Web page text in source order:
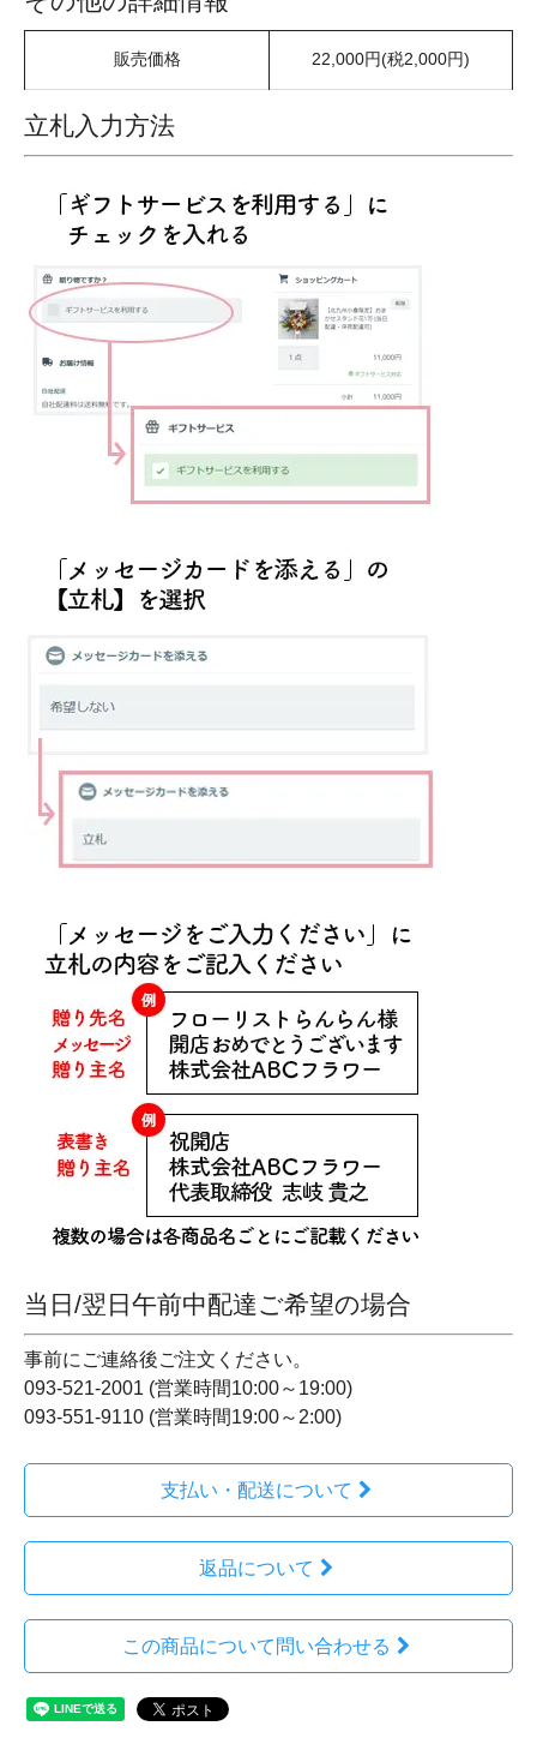
販売価格 22,000円(税2,000円)
立札入力方法
当日/翌日午前中配達ご希望の場合
事前にご連絡後ご注文ください。
093-521-2001 (営業時間10:00～19:00)
093-551-9110 (営業時間19:00～2:00)
支払い・配送について
返品について
この商品について問い合わせる